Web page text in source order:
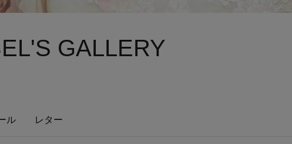
GALLERY
ル レター